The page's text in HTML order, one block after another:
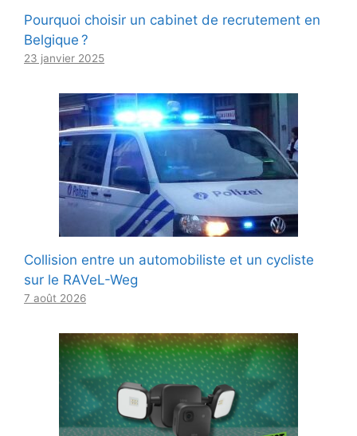
Pourquoi choisir un cabinet de recrutement en
Belgique ?
23 janvier 2025
Collision entre un automobiliste et un cycliste
sur le RAVeL-Weg
7 août 2026